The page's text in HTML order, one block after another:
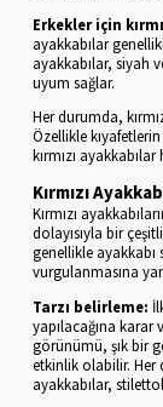
Erkekler için
ayakkabılar
ayakkabılar, siyah
uyum sağlar.
Her durumda,
Özellikle
kırmızı
Kırmızı
Kırmızı
dolayısıyla bir
genellikle
vurgulanmasına
Tarzı belirleme:
yapılacağına
görünümü, şık bir
etkinlik olabilir. Her
ayakkabılar,